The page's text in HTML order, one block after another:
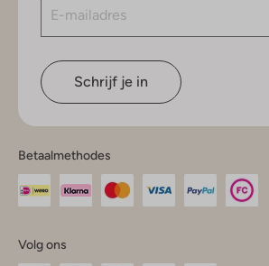
Schrijf je in
Betaalmethodes
Volg ons